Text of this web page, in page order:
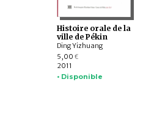
Histoire orale de la
ville de Pékin
Ding Yizhuang
5,00 €
2011
• Disponible